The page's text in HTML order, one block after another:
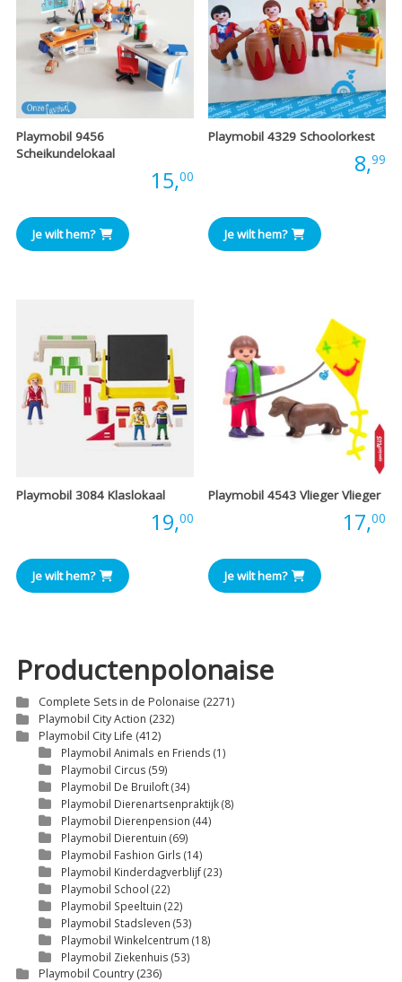
Playmobil 9456
Scheikundelokaal
15,00
Je wilt hem?
Playmobil 4329 Schoolorkest
8,99
Je wilt hem?
Playmobil 3084 Klaslokaal
19,00
Je wilt hem?
Playmobil 4543 Vlieger Vlieger
17,00
Je wilt hem?
Productenpolonaise
Complete Sets in de Polonaise (2271)
Playmobil City Action (232)
Playmobil City Life (412)
Playmobil Animals en Friends (1)
Playmobil Circus (59)
Playmobil De Bruiloft(34)
Playmobil Dierenartsenpraktijk(8)
Playmobil Dierenpension (44)
Playmobil Dierentuin (69)
Playmobil Fashion Girls (14)
Playmobil Kinderdagverblijf(23)
Playmobil School (22)
Playmobil Speeltuin (22)
Playmobil Stadsleven (53)
Playmobil Winkelcentrum (18)
Playmobil Ziekenhuis (53)
Playmobil Country (236)